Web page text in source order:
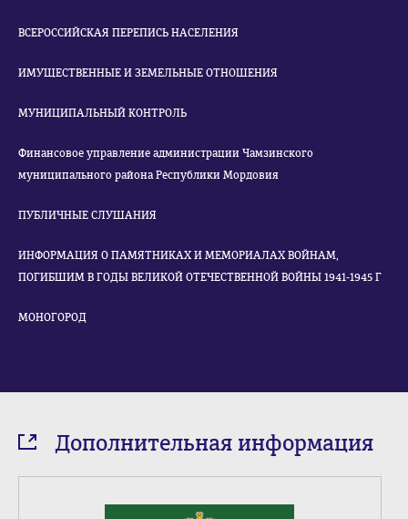
ВСЕРОССИЙСКАЯ ПЕРЕПИСЬ НАСЕЛЕНИЯ
ИМУЩЕСТВЕННЫЕ И ЗЕМЕЛЬНЫЕ ОТНОШЕНИЯ
МУНИЦИПАЛЬНЫЙ КОНТРОЛЬ
Финансовое управление администрации Чамзинского
муниципального района Республики Мордовия
ПУБЛИЧНЫЕ СЛУШАНИЯ
ИНФОРМАЦИЯ О ПАМЯТНИКАХ И МЕМОРИАЛАХ ВОЙНАМ,
ПОГИБШИМ В ГОДЫ ВЕЛИКОЙ ОТЕЧЕСТВЕННОЙ ВОЙНЫ 1941-1945 Г
МОНОГОРОД
Дополнительная информация